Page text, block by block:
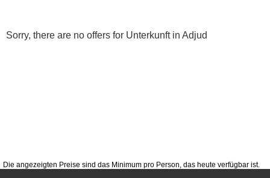
Die angezeigten Preise sind das Minimum pro Person, das heute verfügbar ist.
Sorry, there are no offers for Unterkunft in Adjud
termeni și condiții